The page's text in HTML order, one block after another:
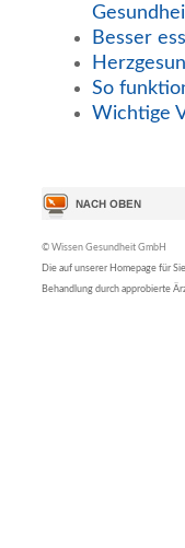
Besser
So
Wichtige
© Wissen Gesundheit GmbH
Die auf unserer Homepage für
Behandlung durch approbierte